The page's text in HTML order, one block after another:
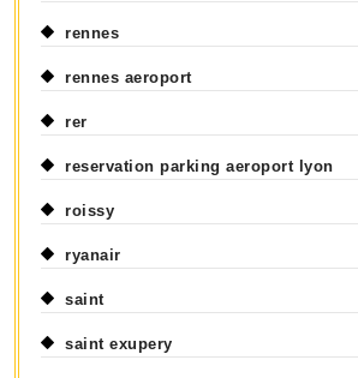
rennes
rennes aeroport
rer
reservation parking aeroport lyon
roissy
ryanair
saint
saint exupery